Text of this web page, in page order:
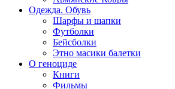
Одежда. Обувь
Шарфы и шапки
Футболки
Бейсболки
Этно масики балетки
О геноциде
Книги
Фильмы